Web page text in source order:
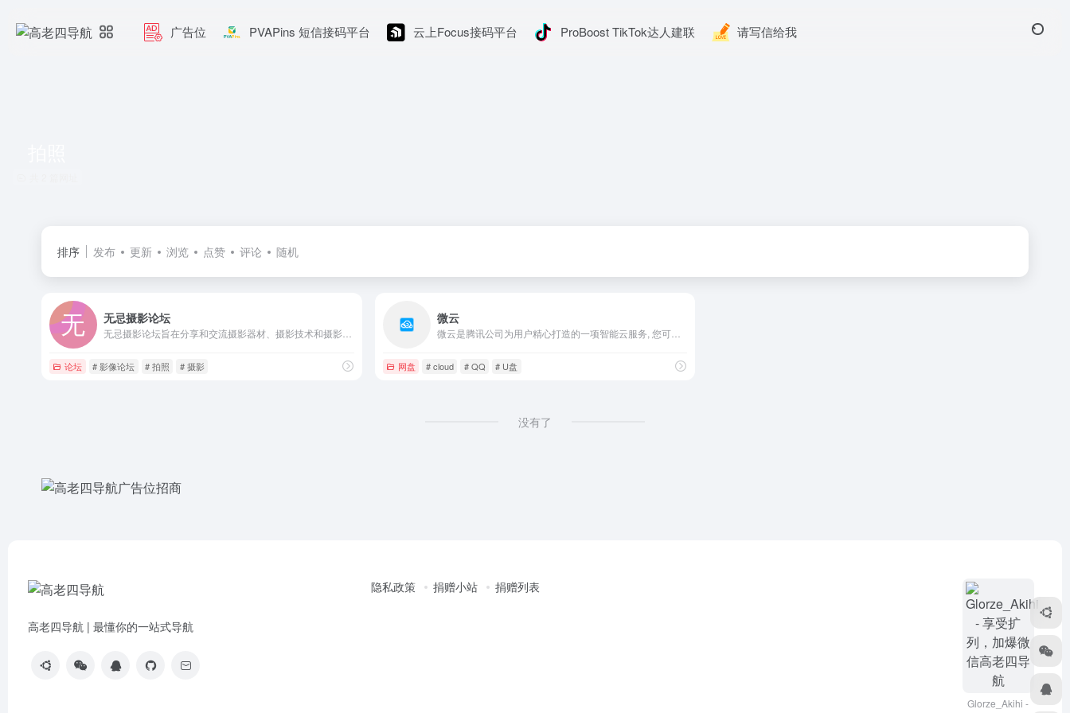
广告位 PVAPins 短信接码平台 云上Focus接码平台 ProBoost TikTok达人建联 请写信给我
排序 发布 更新 浏览 点赞 评论 随机
无忌摄影论坛
论坛 # 影像论坛 # 拍照 # 摄影
微云
微云是腾讯公司为用户精心打造的一项智能云服务, 您可以通过微云方便地在手机和电脑之间同步文件、推送照片和传输数据。
网盘 # cloud # QQ # U盘
没有了
高老四导航 | 最懂你的一站式导航
隐私政策 捐赠小站 捐赠列表
Glorze_Akihi -